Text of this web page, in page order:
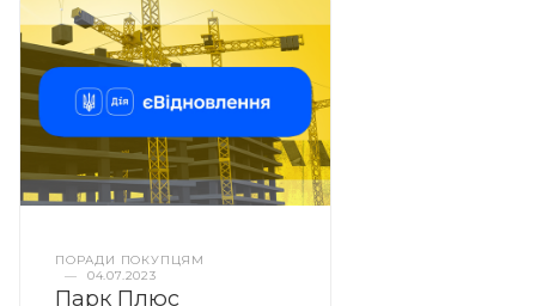
ПОРАДИ ПОКУПЦЯМ
—
04.07.2023
Парк Плюс